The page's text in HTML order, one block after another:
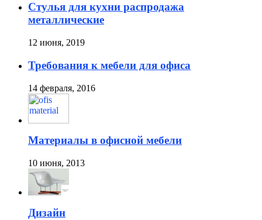
Стулья для кухни распродажа
металлические
12 июня, 2019
Требования к мебели для офиса
14 февраля, 2016
Материалы в офисной мебели
10 июня, 2013
Дизайн